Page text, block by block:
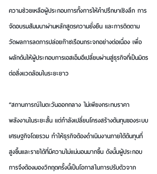
ความช่วยเหลือผู้ประกอบการทั้งการให้คำปรึกษาเชิงลึก การ
จัดอบรมสัมมนาผ่านหลักสูตรความยั่งยืน และการติดตาม
วัดผลการลดการปล่อยก๊าซเรือนกระจกอย่างต่อเนื่อง เพื่อ
ผลักดันให้ผู้ประกอบการเอสเอ็มอีเปลี่ยนผ่านสู่ธุรกิจที่เป็นมิตร
ต่อสิ่งแวดล้อมในระยะยาว
“สถานการณ์ในตะวันออกกลาง ไม่เพียงกระทบราคา
พลังงานในระยะสั้น แต่กำลังเปลี่ยนโครงสร้างต้นทุนของระบบ
เศรษฐกิจโดยรวม ทำให้ธุรกิจต้องดำเนินงานภายใต้ต้นทุนที่
สูงขึ้นและรายได้ที่มีความไม่แน่นอนมากขึ้น ดังนั้นผู้ประกอบ
การจึงต้องมองวิกฤตครั้งนี้เป็นโอกาสในการปรับตัวจาก